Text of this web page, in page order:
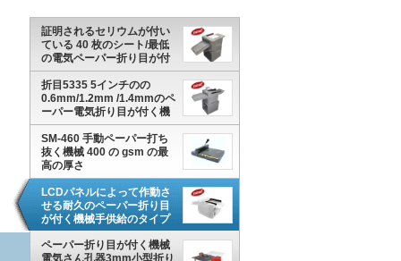
証明されるセリウムが付い
ている 40 枚のシート/最低
の電気ペーパー折り目が付
く機械折目335
折目5335 5インチのの
0.6mm/1.2mm /1.4mmのペ
ーパー電気折り目が付く機
械タッチ画面の
SM-460 手動ペーパー打ち
抜く機械 400 の gsm の最
高の厚さ
LCDパネルによって作動さ
せる耐久のペーパー折り目
が付く機械手供給のタイプ
折目330
ペーパー折り目が付く機械